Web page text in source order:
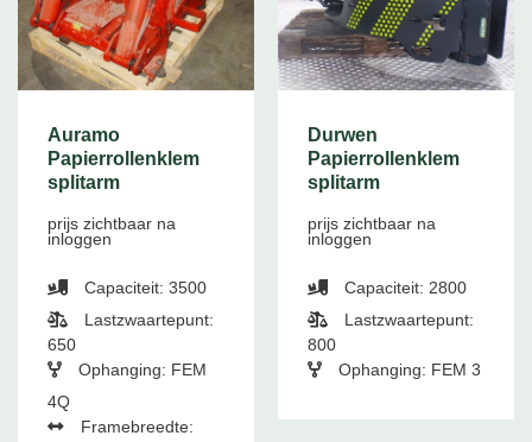
Auramo
Papierrollenklem
splitarm
prijs zichtbaar na
inloggen
Capaciteit: 3500
Lastzwaartepunt:
650
Ophanging: FEM
4Q
Framebreedte:
Durwen
Papierrollenklem
splitarm
prijs zichtbaar na
inloggen
Capaciteit: 2800
Lastzwaartepunt:
800
Ophanging: FEM 3